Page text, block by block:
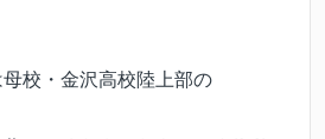
校・金沢高校陸上部の